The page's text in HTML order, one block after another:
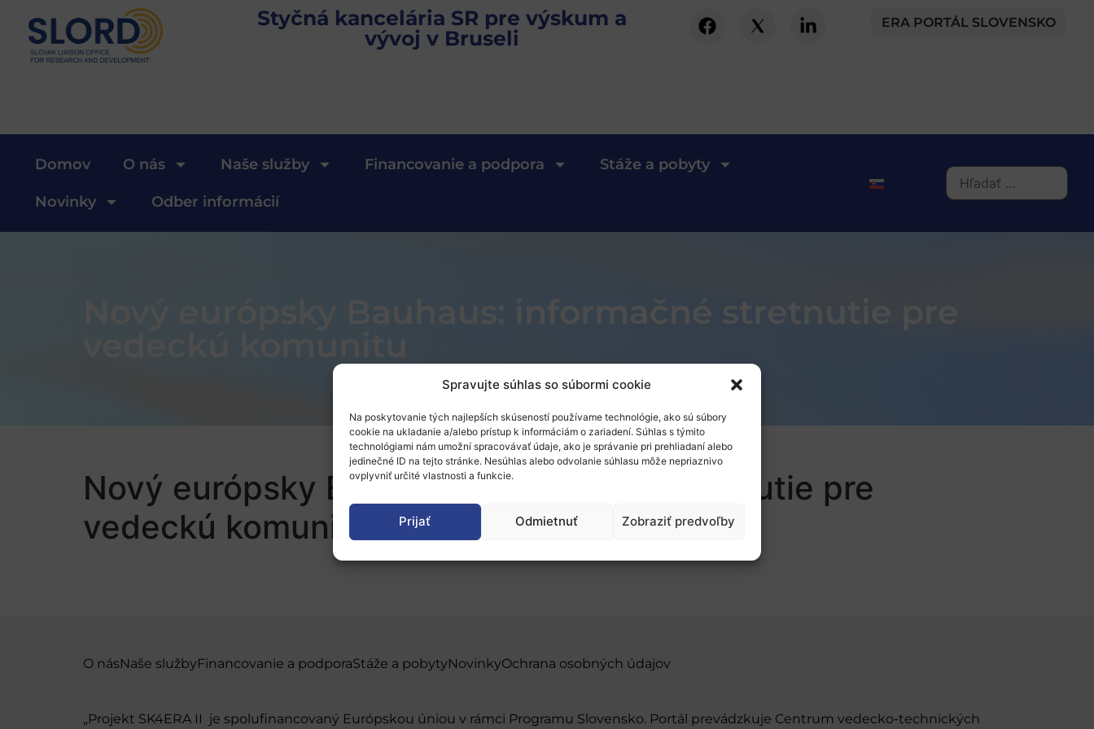
Spravujte súhlas so súbormi cookie
Na poskytovanie tých najlepších skúseností používame technológie, ako sú súbory
cookie na ukladanie a/alebo prístup k informáciám o zariadení. Súhlas s týmito
technológiami nám umožní spracovávať údaje, ako je správanie pri prehliadaní alebo
jedinečné ID na tejto stránke. Nesúhlas alebo odvolanie súhlasu môže nepriaznivo
ovplyvniť určité vlastnosti a funkcie.
Prijať Odmietnuť Zobraziť predvoľby
Styčná kancelária SR pre výskum a
vývoj v Bruseli
ERA PORTÁL SLOVENSKO
Domov O nás Naše služby Financovanie a podpora Stáže a pobyty
Novinky Odber informácií
Nový európsky Bauhaus: informačné stretnutie pre
Nový európsky Bauhaus: informačné stretnutie pre
vedeckú komunitu
O násNaše službyFinancovanie a podporaStáže a pobytyNovinkyOchrana osobných údajov
„Projekt SK4ERA II je spolufinancovaný Európskou úniou v rámci Programu Slovensko. Portál prevádzkuje Centrum vedecko-technických